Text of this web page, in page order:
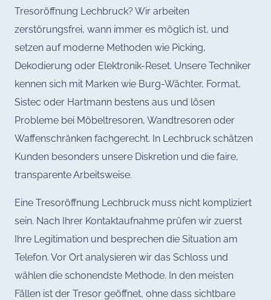
Tresoröffnung Lechbruck? Wir arbeiten
zerstörungsfrei, wann immer es möglich ist, und
setzen auf moderne Methoden wie Picking,
Dekodierung oder Elektronik-Reset. Unsere Techniker
kennen sich mit Marken wie Burg-Wächter, Format,
Sistec oder Hartmann bestens aus und lösen
Probleme bei Möbeltresoren, Wandtresoren oder
Waffenschränken fachgerecht. In Lechbruck schätzen
Kunden besonders unsere Diskretion und die faire,
transparente Arbeitsweise.
Eine Tresoröffnung Lechbruck muss nicht kompliziert
sein. Nach Ihrer Kontaktaufnahme prüfen wir zuerst
Ihre Legitimation und besprechen die Situation am
Telefon. Vor Ort analysieren wir das Schloss und
wählen die schonendste Methode. In den meisten
Fällen ist der Tresor geöffnet, ohne dass sichtbare